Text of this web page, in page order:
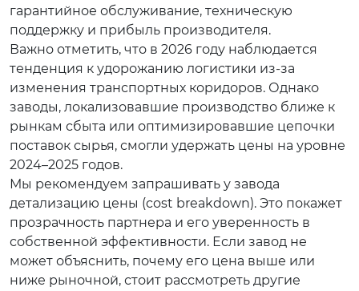
гарантийное обслуживание, техническую
поддержку и прибыль производителя.
Важно отметить, что в 2026 году наблюдается
тенденция к удорожанию логистики из-за
изменения транспортных коридоров. Однако
заводы, локализовавшие производство ближе к
рынкам сбыта или оптимизировавшие цепочки
поставок сырья, смогли удержать цены на уровне
2024–2025 годов.
Мы рекомендуем запрашивать у завода
детализацию цены (cost breakdown). Это покажет
прозрачность партнера и его уверенность в
собственной эффективности. Если завод не
может объяснить, почему его цена выше или
ниже рыночной, стоит рассмотреть другие